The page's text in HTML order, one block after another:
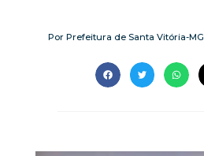
PorPrefeitura de Santa Vitória-MG